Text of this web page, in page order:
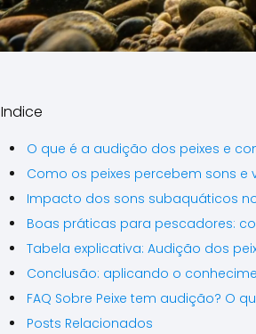
Indice
O que é a audição dos peixes e
Como os peixes percebem sons e
Impacto dos sons subaquáticos
Boas práticas para pescadores:
Tabela explicativa: Audição dos
Conclusão: aplicando o
FAQ Sobre Peixe tem audição? O
Posts Relacionados